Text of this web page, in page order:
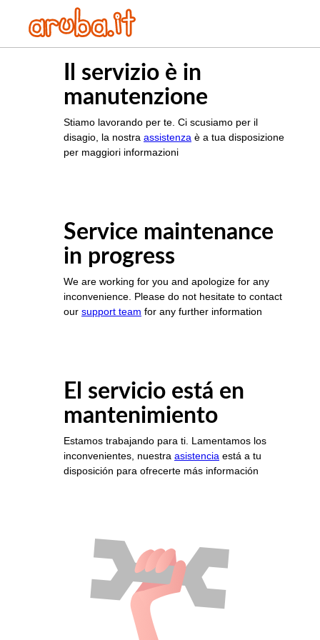
Il servizio è in
manutenzione
Stiamo lavorando per te. Ci scusiamo per il
disagio, la nostra assistenza è a tua disposizione
per maggiori informazioni
Service maintenance
in progress
We are working for you and apologize for any
inconvenience. Please do not hesitate to contact
our support team for any further information
El servicio está en
mantenimiento
Estamos trabajando para ti. Lamentamos los
inconvenientes, nuestra asistencia está a tu
disposición para ofrecerte más información